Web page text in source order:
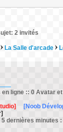
2 invités
La Salle d'arcade
en ligne :: 0 Avatar
[Noob
dernières minutes :